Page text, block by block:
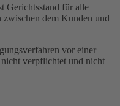
Gerichtsstand für alle
zwischen dem Kunden und
vor einer
verpflichtet und nicht